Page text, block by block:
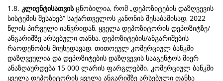
1.8. კლიენტისათვისცნობილია, რომ „დეპოზიტების დაზღვევის
სისტემის შესახებ“ საქართველოს კანონის შესაბამისად, 2022
წლის პირველი იანვრიდან, ყველა დეპოზიტორის დეპოზიტზე/
ანგარიშზე არსებული თანხა, დეპოზიტების/ანგარიშების
რაოდენობის მიუხედავად, თითოეულ კომერციულ ბანკში
დაზღვეულია და დეპოზიტების დაზღვევის სააგენტოს მიერ
ანაზღაურდება 15 000 ლარის ფარგლებში. კომერციულ ბანკში
ყველა დეპოზიტორის ყველა ანგარიშზე არსებული თანხა